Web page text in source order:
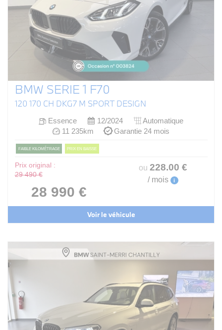
BMW SERIE 1 F70
120 170 CH DKG7 M SPORT DESIGN
Essence 12/2024
Automatique
11 235km
Garantie 24 mois
FAIBLE KILOMÉTRAGE PRIX EN BAISSE
Prix original :
29 490 €
28 990 €
ou 228.00 €
/ mois i
Voir le véhicule